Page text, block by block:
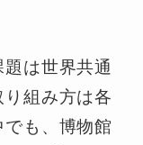
は世界共通
組み方は各
も、博物館